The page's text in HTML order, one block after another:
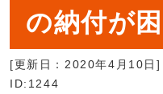
の納付が
[更新日： 2020年4月10日 ]
ID:1244